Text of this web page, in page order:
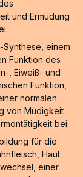
und Ermüdung
einem
Funktion des
, Eiweiß- und
Funktion,
normalen
von Müdigkeit
bei.
für die
Haut
einer